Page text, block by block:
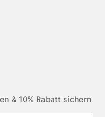
& 10% Rabatt sichern